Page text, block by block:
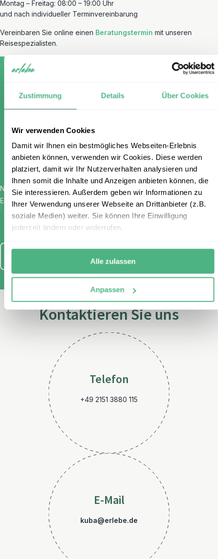
Zustimmung Details Über Cookies
Wir verwenden Cookies
Damit wir Ihnen ein bestmögliches Webseiten-Erlebnis
anbieten können, verwenden wir Cookies. Diese werden
platziert, damit wir Ihr Nutzerverhalten analysieren und
Ihnen somit die Inhalte und Anzeigen anbieten können, die
Sie interessieren. Außerdem geben wir Informationen zu
Ihrer Verwendung unserer Webseite an Drittanbieter (z.B.
soziale Medien) weiter. Sie können Ihre Einwilligung
jederzeit ändern oder widerrufen.
Alle zulassen
Anpassen
Montag – Freitag: 08:00 – 19:00 Uhr
und nach individueller Terminvereinbarung
Vereinbaren Sie online einen Beratungstermin mit unseren
Reisespezialisten.
Melden Sie sich für unseren
kostenlosen Newsletter an und
erhalten Sie einen 100 €
Gutschein
Name
E-Mail
Ich habe die Bestimmungen zumDatenschutzgelesen und
stimme diesen zu.
Anmelden
Kontaktieren Sie uns
Telefon
+49 2151 3880 115
E-Mail
kuba@erlebe.de